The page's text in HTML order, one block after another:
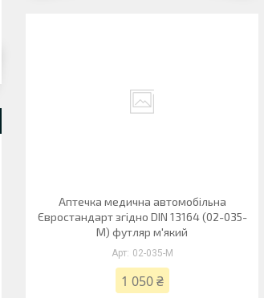
Аптечка медична автомобільна
Євростандарт згідно DIN 13164 (02-035-
М) футляр м'який
02-035-M
1 050 ₴